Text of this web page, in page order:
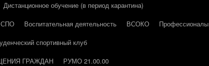
Дистанционное обучение (в период карантина)
СПО Воспитательная деятельность ВСОКО
Профессионалы
спортивный клуб
ГРАЖДАН
РУМО 21.00.00